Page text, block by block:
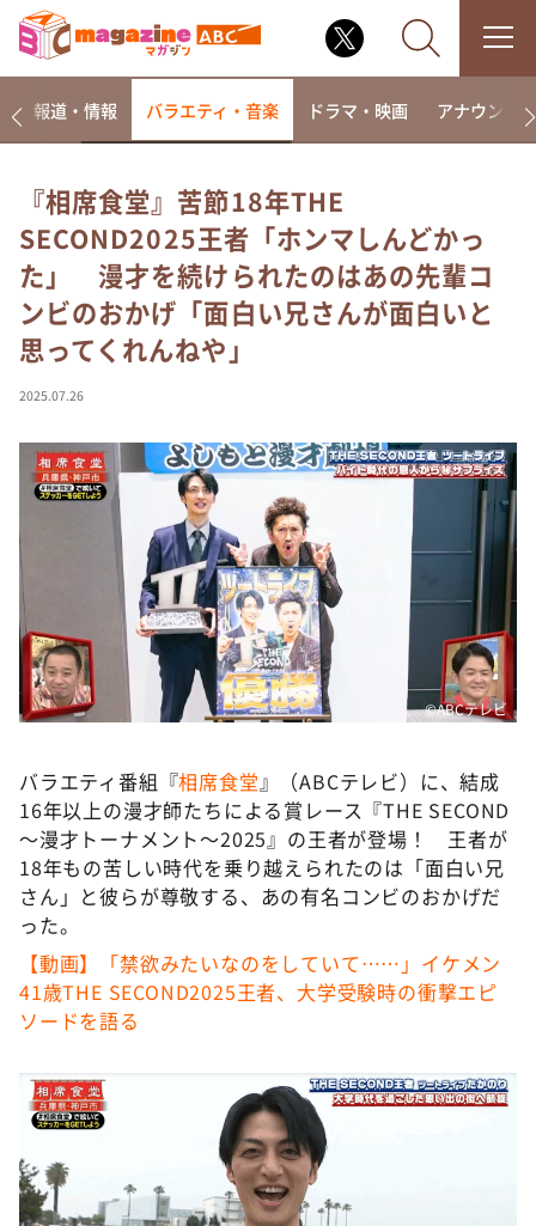
なるみ・岡村の過ぎるTV
相席食堂
これ余談なんですけど・・・
～人生密着トークバラエティ！～ やすとものいたっ
て真剣です
news おかえり
河合＆A.B.C-Z塚田×福井アナ「なんでやねん！？」
（news おかえり）
DAIGOも台所 ～きょうの献立 何にする？～
本日はダイアンなり！シーズン２
朝だ！生です旅サラダ
教えて！ニュースライブ 正義のミカタ
ＬＩＦＥ～夢のカタチ～
ポツンと一軒家
ザキ山小屋本館
ぺこぱのまるスポ
報道・情報 バラエティ・音楽 ドラマ・映画 アナウンサー
『相席食堂』苦節18年THE
SECOND2025王者「ホンマしんどかっ
た」 漫才を続けられたのはあの先輩コ
ンビのおかげ「面白い兄さんが面白いと
思ってくれんねや」
2025.07.26
©ABCテレビ
バラエティ番組『相席食堂』（ABCテレビ）に、結成
16年以上の漫才師たちによる賞レース『THE SECOND
～漫才トーナメント～2025』の王者が登場！ 王者が
18年もの苦しい時代を乗り越えられたのは「面白い兄
さん」と彼らが尊敬する、あの有名コンビのおかげだ
った。
【動画】「禁欲みたいなのをしていて……」イケメン
41歳THE SECOND2025王者、大学受験時の衝撃エピ
ソードを語る